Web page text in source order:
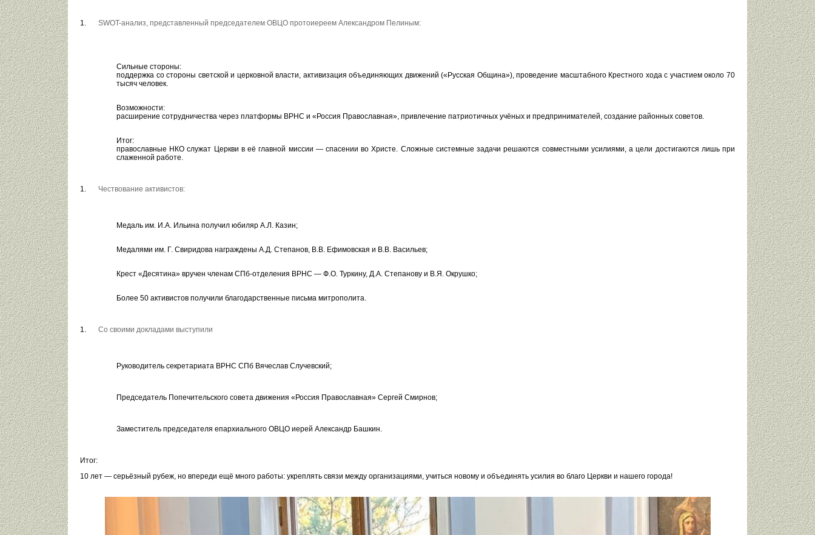
SWOT-анализ, представленный председателем ОВЦО протоиереем Александром Пелиным:
Cильные стороны:
поддержка со стороны светской и церковной власти, активизация объединяющих движений («Русская Община»), проведение масштабного Крестного хода с участием около 70
тысяч человек.
Возможности:
расширение сотрудничества через платформы ВРНС и «Россия Православная», привлечение патриотичных учёных и предпринимателей, создание районных советов.
Итог:
православные НКО служат Церкви в её главной миссии — спасении во Христе. Сложные системные задачи решаются совместными усилиями, а цели достигаются лишь при
слаженной работе.
Чествование активистов:
Медаль им. И.А. Ильина получил юбиляр А.Л. Казин;
Медалями им. Г. Свиридова награждены А.Д. Степанов, В.В. Ефимовская и В.В. Васильев;
Крест «Десятина» вручен членам СПб-отделения ВРНС — Ф.О. Туркину, Д.А. Степанову и В.Я. Окрушко;
Более 50 активистов получили благодарственные письма митрополита.
Со своими докладами выступили
Руководитель секретариата ВРНС СПб Вячеслав Случевский;
Председатель Попечительского совета движения «Россия Православная» Сергей Смирнов;
Заместитель председателя епархиального ОВЦО иерей Александр Башкин.
Итог:
10 лет — серьёзный рубеж, но впереди ещё много работы: укреплять связи между организациями, учиться новому и объединять усилия во благо Церкви и нашего города!